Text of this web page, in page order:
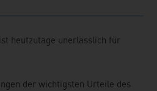
heutzutage unerlässlich für
der wichtigsten Urteile des